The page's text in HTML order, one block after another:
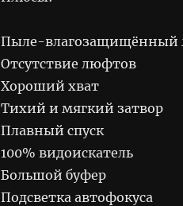
Пыле-влагозащищённый
Отсутствие люфтов
Хороший хват
Тихий и мягкий затвор
Плавный спуск
100% видоискатель
Большой буфер
Подсветка автофокуса